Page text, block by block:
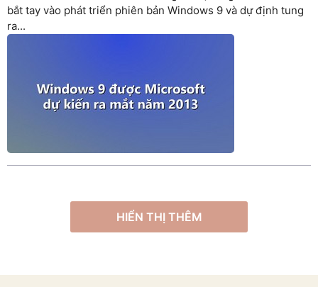
bắt tay vào phát triển phiên bản Windows 9 và dự định tung
ra...
HIỂN THỊ THÊM